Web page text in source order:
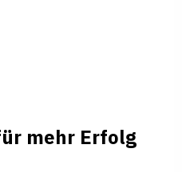
mehr Erfolg